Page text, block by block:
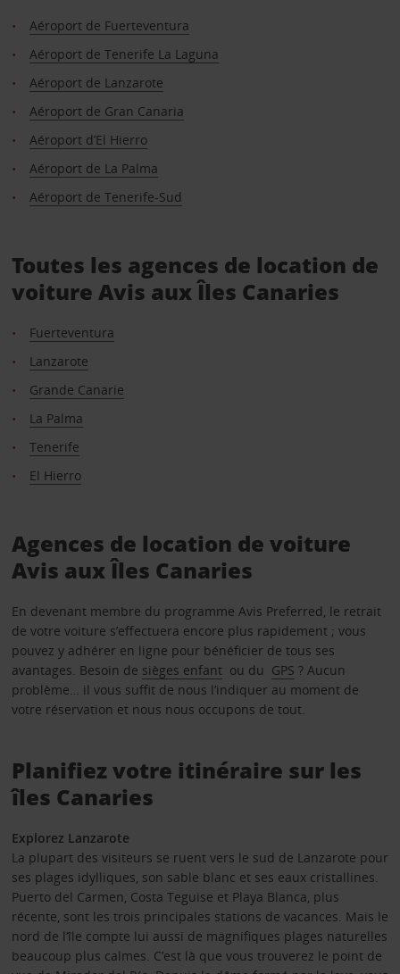
Aéroport de Fuerteventura
Aéroport de Tenerife La Laguna
Aéroport de Lanzarote
Aéroport de Gran Canaria
Aéroport d’El Hierro
Aéroport de La Palma
Aéroport de Tenerife-Sud
Toutes les agences de location de
voiture Avis aux Îles Canaries
Fuerteventura
Lanzarote
Grande Canarie
La Palma
Tenerife
El Hierro
Agences de location de voiture
Avis aux Îles Canaries
En devenant membre du programme Avis Preferred, le retrait
de votre voiture s’effectuera encore plus rapidement ; vous
pouvez y adhérer en ligne pour bénéficier de tous ses
avantages. Besoin de sièges enfantou du GPS ? Aucun
problème… il vous suffit de nous l’indiquer au moment de
votre réservation et nous nous occupons de tout.
Planifiez votre itinéraire sur les
îles Canaries
Explorez Lanzarote
La plupart des visiteurs se ruent vers le sud de Lanzarote pour
ses plages idylliques, son sable blanc et ses eaux cristallines.
Puerto del Carmen, Costa Teguise et Playa Blanca, plus
récente, sont les trois principales stations de vacances. Mais le
nord de l’île compte lui aussi de magnifiques plages naturelles
beaucoup plus calmes. C’est là que vous trouverez le point de